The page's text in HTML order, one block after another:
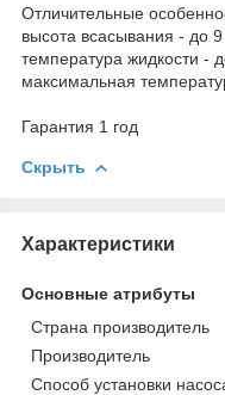
Отличительные
высота всасывания - до
температура жидкости -
максимальная
Гарантия 1 год
Скрыть
Характеристики
Основные атрибуты
Страна производитель
Производитель
Способ установки